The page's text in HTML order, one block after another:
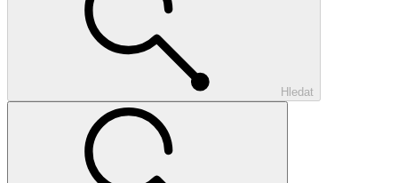
Hledat